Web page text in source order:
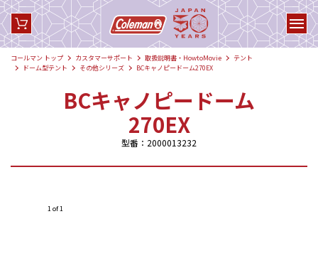
コールマン トップ カスタマーサポート 取扱説明書・HowtoMovie
テント
ドーム型テント
その他シリーズ BCキャノピードーム270EX
BCキャノピードーム
270EX
型番：2000013232
1 of 1